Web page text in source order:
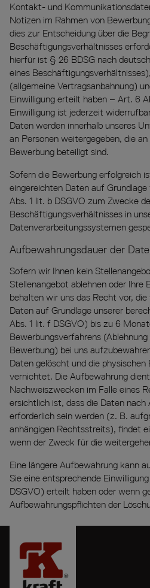
Kontakt- und
Notizen im Rahmen von
dies zur Entscheidung über die
Beschäftigungsverhältnisses
hierfür ist § 26 BDSG nach
eines
(allgemeine Vertragsanbahnung)
Einwilligung erteilt haben – Art. 6
Einwilligung ist jederzeit
Daten werden innerhalb unseres
an Personen weitergegeben, die
Bewerbung beteiligt sind.
Sofern die Bewerbung erfolgreich
eingereichten Daten auf
Abs. 1 lit. b DSGVO zum Zwecke
Beschäftigungsverhältnisses in
Datenverarbeitungssystemen
Aufbewahrungsdauer der
Sofern wir Ihnen kein
Stellenangebot ablehnen oder Ihre
behalten wir uns das Recht vor,
Daten auf Grundlage unserer
Abs. 1 lit. f DSGVO) bis zu 6
Bewerbungsverfahrens
Bewerbung) bei uns
Daten gelöscht und die
vernichtet. Die Aufbewahrung
Nachweiszwecken im Falle eines
ersichtlich ist, dass die Daten
erforderlich sein werden (z. B.
anhängigen Rechtsstreits), findet
wenn der Zweck für die
Eine längere Aufbewahrung kann
Sie eine entsprechende
DSGVO) erteilt haben oder wenn
Aufbewahrungspflichten der